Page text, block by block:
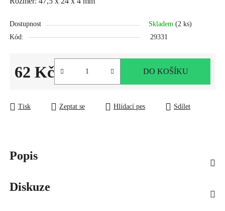
Dostupnost Skladem (2 ks)
Kód:
29331
62 Kč DO KOŠÍKU
Tisk Zeptat se Hlídací pes Sdílet
Popis
Diskuze